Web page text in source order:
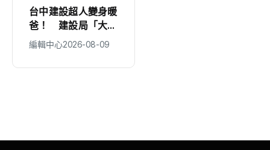
台中建設超人變身暖
爸！ 建設局「大手
牽小手」親子同樂歡
編輯中心2026-08-09